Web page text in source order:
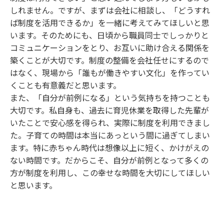
しれません。ですが、まずは会社に相談し、「どうすれ
ば制度を活用できるか」を一緒に考えてみてほしいと思
います。そのためにも、日頃から職員同士でしっかりと
コミュニケーションをとり、お互いに助け合える関係を
築くことが大切です。制度の整備を会社任せにするので
はなく、現場から「誰もが働きやすい文化」を作ってい
くことも有意義だと思います。
また、「自分が前例になる」という気持ちを持つことも
大切です。私自身も、過去に育児休業を取得した先輩が
いたことで安心感を得られ、実際に制度を利用できまし
た。子育ての時間は本当にあっという間に過ぎてしまい
ます。特に赤ちゃん時代は想像以上に短く、かけがえの
ない時間です。だからこそ、自分が前例となって多くの
方が制度を利用し、この幸せな時間を大切にしてほしい
と思います。